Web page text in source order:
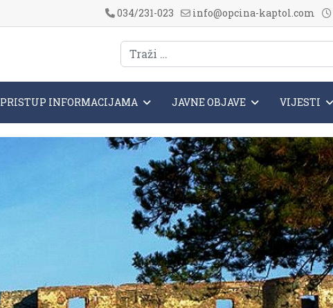
034/231-023 info@opcina-kaptol.com
PRISTUP INFORMACIJAMA JAVNE OBJAVE VIJESTI